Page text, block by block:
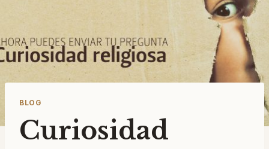
BLOG
Curiosidad